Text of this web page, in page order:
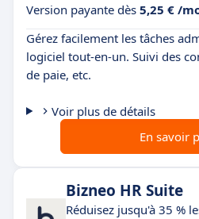
Version payante dès 5,25 € /
Gérez facilement les tâches
logiciel tout-en-un. Suivi des
de paie, etc.
Voir plus de détails
En savoir
Bizneo HR Suite
Réduisez jusqu'à 35 %